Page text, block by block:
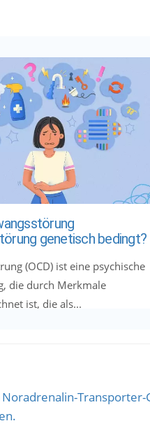
genetisch bedingt?
(OCD) ist eine psychische
die durch Merkmale
ist, die als...